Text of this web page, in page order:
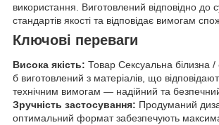
використання. Виготовлений відповідно до
стандартів якості та відповідає вимогам
Ключові переваги
Висока якість: Товар Сексуальна білизна /
б виготовлений з матеріалів, що
технічним вимогам — надійний та
Зручність застосування: Продуманий
оптимальний формат забезпечують